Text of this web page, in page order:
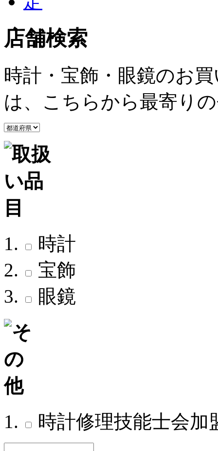
店舗検索
時計・宝飾・眼鏡のお
は、こちらから最寄り
時計
宝飾
眼鏡
時計修理技能士会加